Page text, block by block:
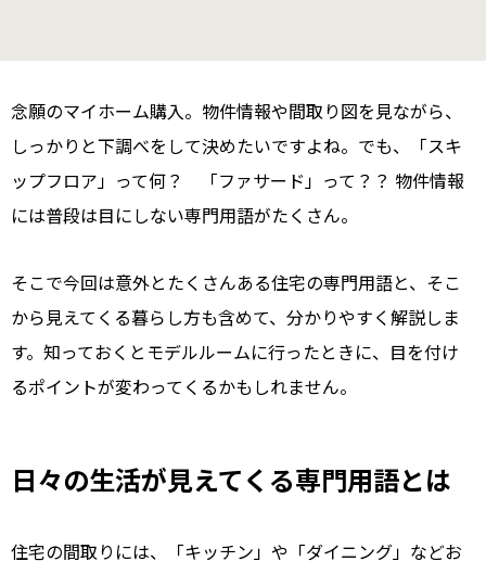
念願のマイホーム購入。物件情報や間取り図を見ながら、
しっかりと下調べをして決めたいですよね。でも、「スキ
ップフロア」って何？ 「ファサード」って？？ 物件情報
には普段は目にしない専門用語がたくさん。
そこで今回は意外とたくさんある住宅の専門用語と、そこ
から見えてくる暮らし方も含めて、分かりやすく解説しま
す。知っておくとモデルルームに行ったときに、目を付け
るポイントが変わってくるかもしれません。
日々の生活が見えてくる専門用語とは
住宅の間取りには、「キッチン」や「ダイニング」などお